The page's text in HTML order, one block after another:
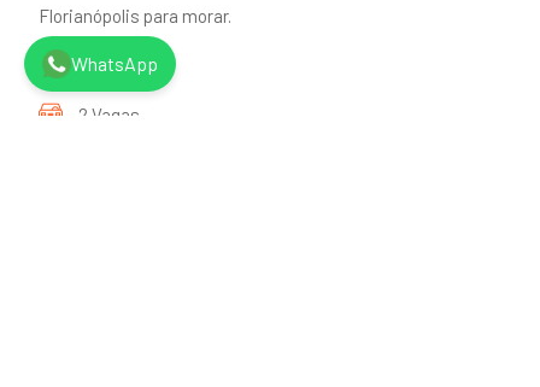
Florianópolis para morar.
1 Quartos
2 Vagas
WhatsApp